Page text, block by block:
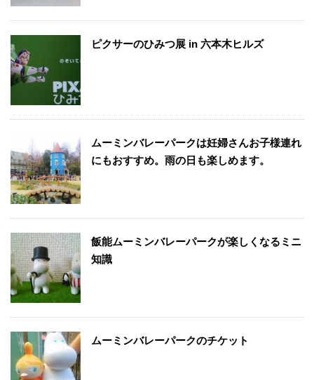
ピクサーのひみつ展 in 六本木ヒルズ
ムーミンバレーパークは妊婦さんお子様連れ
にもおすすめ。雨の日も楽しめます。
飯能ムーミンバレーパークが楽しくなるミニ
知識
ムーミンバレーパークのチケット